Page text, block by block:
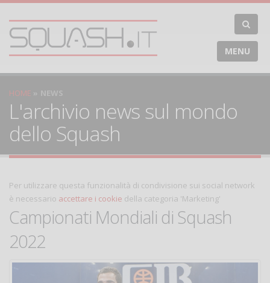
MENU
HOME NEWS
L'archivio news sul mondo
dello Squash
Per utilizzare questa funzionalità di condivisione sui social network
è necessario accettare i cookie della categoria 'Marketing'
Campionati Mondiali di Squash
2022